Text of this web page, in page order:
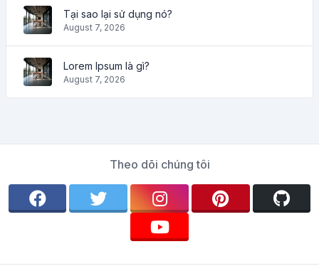
Tại sao lại sử dụng nó?
August 7, 2026
Lorem Ipsum là gì?
August 7, 2026
Theo dõi chúng tôi